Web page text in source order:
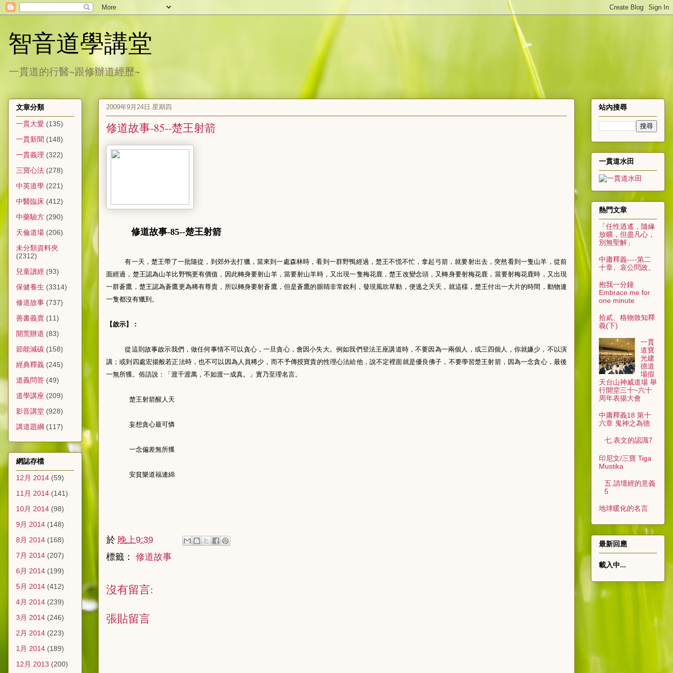
智音道學講堂
一貫道的行醫~跟修辦道經歷~
2009年9月24日 星期四
修道故事-85--楚王射箭
修道故事-85--楚王射箭
有一天，楚王帶了一批隨從，到郊外去打獵，當來到一處森林時，看到一群野鴨經過，楚王不慌不忙，拿起弓箭，就要射出去，突然看到一隻山羊，從前
面經過，楚王認為山羊比野鴨更有價值，因此轉身要射山羊，當要射山羊時，又出現一隻梅花鹿，楚王改變念頭，又轉身要射梅花鹿，當要射梅花鹿時，又出現
一群蒼鷹，楚王認為蒼鷹更為稀有尊貴，所以轉身要射蒼鷹，但是蒼鷹的眼睛非常銳利，發現風吹草動，便逃之夭夭，就這樣，楚王付出一大片的時間，動物連
一隻都沒有獵到。
【啟示】：
從這則故事啟示我們，做任何事情不可以貪心，一旦貪心，會因小失大。例如我們登法王座講道時，不要因為一兩個人，或三四個人，你就嫌少，不以演
講；或到四處宏揚般若正法時，也不可以因為人員稀少，而不予傳授寶貴的性理心法給他，說不定裡面就是優良佛子，不要學習楚王射箭，因為一念貪心，最後
一無所獲。俗語說：「渡千渡萬，不如渡一成真。」實乃至理名言。
楚王射箭醒人天
妄想貪心最可憐
一念偏差無所獲
安貧樂道福連綿
於 晚上9:39
標籤： 修道故事
沒有留言:
張貼留言
文章分類
一貫大愛 (135)
一貫新聞 (148)
一貫義理 (322)
三寶心法 (278)
中英道學 (221)
中醫臨床 (412)
中藥驗方 (290)
天倫道場 (206)
未分類資料夾
(2312)
兒童讀經 (93)
保健養生 (3314)
修道故事 (737)
善書義賣 (11)
開荒辦道 (83)
節能減碳 (158)
經典釋義 (245)
道義問答 (49)
道學講座 (209)
影音講堂 (928)
講道題綱 (117)
網誌存檔
12月 2014 (59)
11月 2014 (141)
10月 2014 (98)
9月 2014 (148)
8月 2014 (168)
7月 2014 (207)
6月 2014 (199)
5月 2014 (412)
4月 2014 (239)
3月 2014 (246)
2月 2014 (223)
1月 2014 (189)
12月 2013 (200)
站內搜尋
一貫道水田
熱門文章
「任性逍遙，隨緣
放曠，但盡凡心，
別無聖解」
中庸釋義----第二
十章、哀公問政。
抱我一分鐘
Embrace me for
one minute
拾貳、格物致知釋
義(下)
一貫
道寶
光建
德道
場假
天台山神威道場 舉
行開堂三十~六十
周年表揚大會
中庸釋義18 第十
六章 鬼神之為德
七.表文的認識7
印尼文/三寶 Tiga
Mustika
五.請壇經的意義
5
地球暖化的名言
最新回應
載入中...